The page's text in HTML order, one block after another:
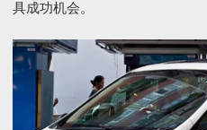
具成功机会。